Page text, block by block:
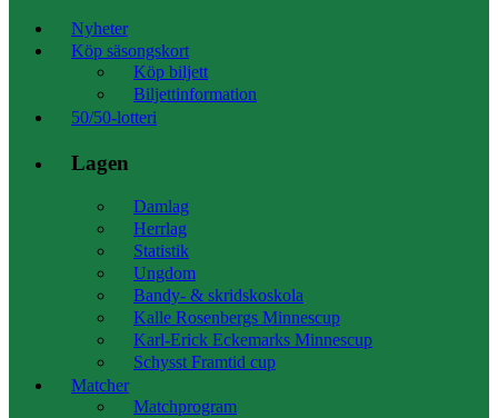
Nyheter
Köp säsongskort
Köp biljett
Biljettinformation
50/50-lotteri
Lagen
Damlag
Herrlag
Statistik
Ungdom
Bandy- & skridskoskola
Kalle Rosenbergs Minnescup
Karl-Erick Eckemarks Minnescup
Schysst Framtid cup
Matcher
Matchprogram